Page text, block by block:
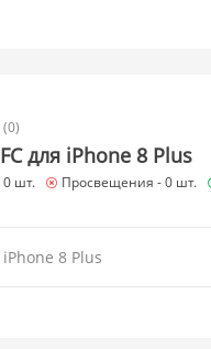
(0)
для iPhone 8 Plus
0 шт. Просвещения -0 шт.
8 Plus